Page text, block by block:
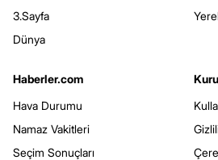
3.Sayfa
Dünya
Haberler.com
Hava Durumu
Namaz Vakitleri
Seçim Sonuçları